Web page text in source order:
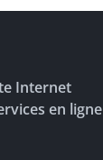
Internet
en ligne